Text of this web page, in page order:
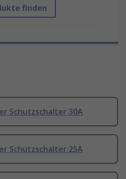
finden
Schutzschalter 30A
Schutzschalter 25A